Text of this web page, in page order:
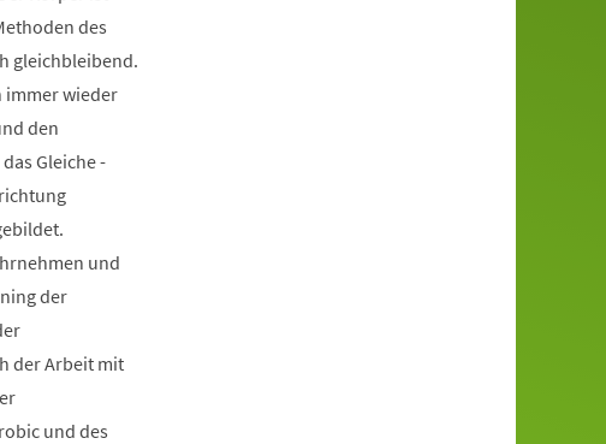
des
gleichbleibend.
immer wieder
den
Gleiche -
und
der
der Arbeit mit
und des